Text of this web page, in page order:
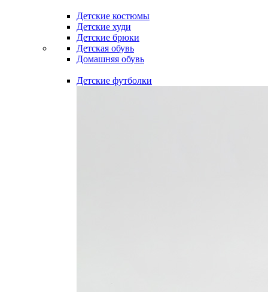
Детские костюмы
Детские худи
Детские брюки
Детская обувь
Домашняя обувь
Детские футболки